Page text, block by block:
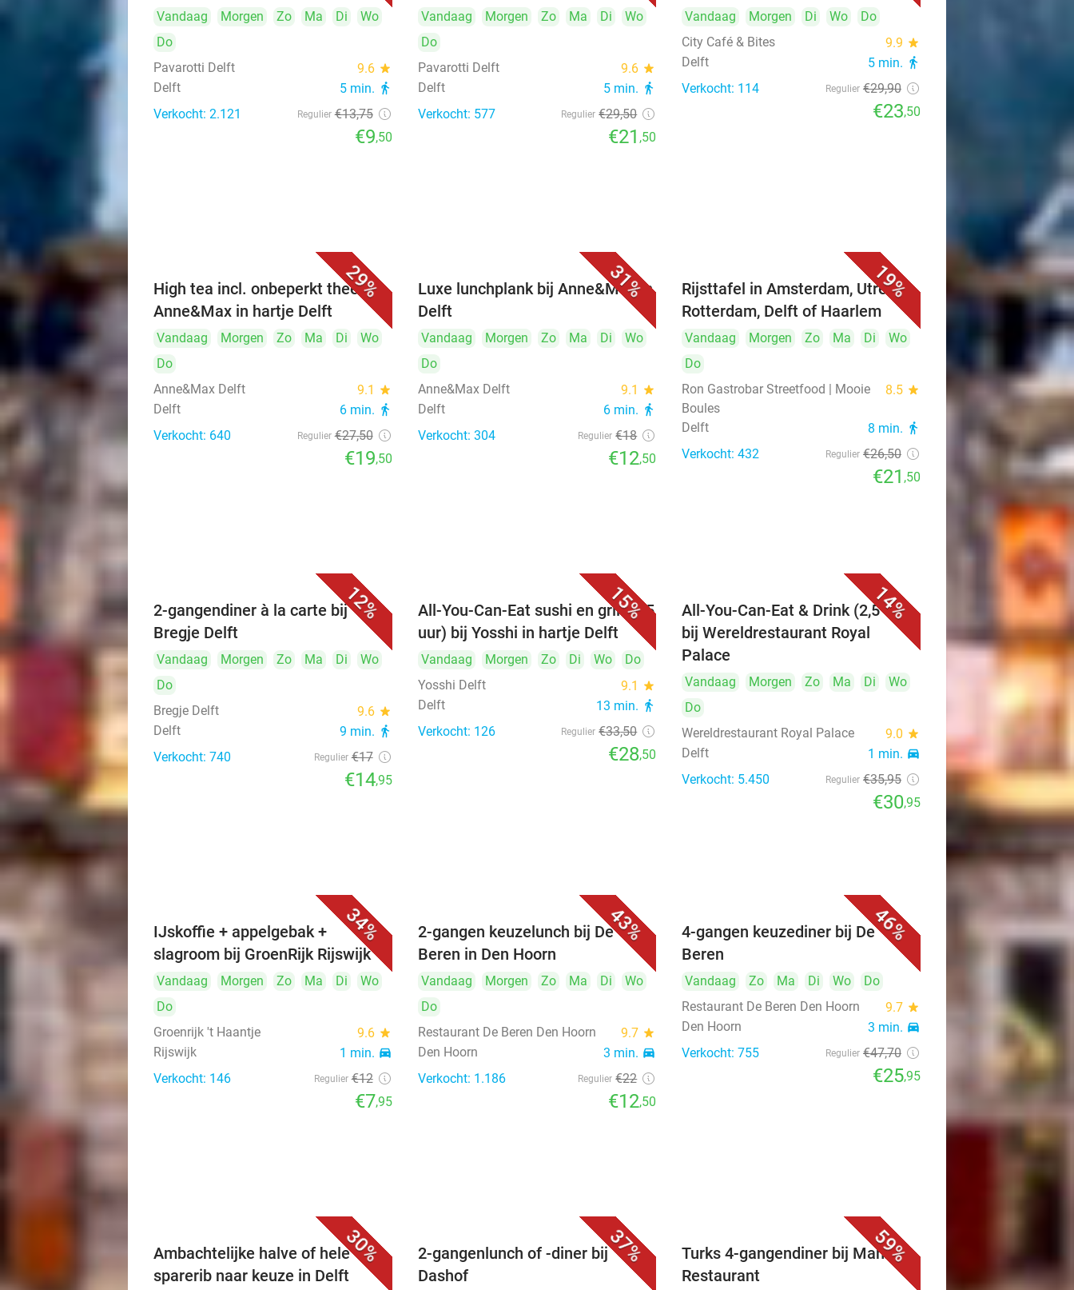
Vandaag Morgen Zo Ma Di
Wo
Do
Pavarotti Delft
9.6 star
Delft 5 min. directions_walk
Verkocht: 2.121 Regulier €13,75
€9,50
Vandaag Morgen Zo Ma Di
Wo
Do
Pavarotti Delft
9.6 star
Delft 5 min. directions_walk
Verkocht: 577 Regulier €29,50
€21,50
Vandaag Morgen Di Wo
Do
City Café & Bites
9.9 star
Delft 5 min. directions_walk
Verkocht: 114 Regulier €29,90
€23,50
29%
High tea incl. onbeperkt thee bij
Anne&Max in hartje Delft
Vandaag Morgen Zo Ma Di
Wo
Do
Anne&Max Delft
9.1 star
Delft 6 min. directions_walk
Verkocht: 640 Regulier €27,50
€19,50
31%
Luxe lunchplank bij Anne&Max in
Delft
Vandaag Morgen Zo Ma Di
Wo
Do
Anne&Max Delft
9.1 star
Delft 6 min. directions_walk
Verkocht: 304 Regulier €18
€12,50
19%
Rijsttafel in Amsterdam, Utrecht,
Rotterdam, Delft of Haarlem
Vandaag Morgen Zo Ma Di
Wo
Do
Ron Gastrobar Streetfood | Mooie
Boules
8.5 star
Delft 8 min. directions_walk
Verkocht: 432 Regulier €26,50
€21 ,50
12%
2-gangendiner à la carte bij
Bregje Delft
Vandaag Morgen Zo Ma Di
Wo
Do
Bregje Delft
9.6 star
Delft 9 min. directions_walk
Verkocht: 740 Regulier €17
€14,95
15%
All-You-Can-Eat sushi en grill (2,5
uur) bij Yosshi in hartje Delft
Vandaag Morgen Zo Di Wo
Do
Yosshi Delft
9.1 star
Delft 13 min. directions_walk
Verkocht: 126 Regulier €33,50
€28,50
14%
All-You-Can-Eat & Drink (2,5 uur)
bij Wereldrestaurant Royal
Palace
Vandaag Morgen Zo Ma Di
Wo
Do
Wereldrestaurant Royal Palace
9.0 star
Delft 1 min. directions_car
Verkocht: 5.450 Regulier €35,95
€30,95
34%
IJskoffie + appelgebak +
slagroom bij GroenRijk Rijswijk
Vandaag Morgen Zo Ma Di
Wo
Do
Groenrijk 't Haantje
9.6 star
Rijswijk 1 min. directions_car
Verkocht: 146 Regulier €12
€7,95
43%
2-gangen keuzelunch bij De
Beren in Den Hoorn
Vandaag Morgen Zo Ma Di
Wo
Do
Restaurant De Beren Den Hoorn
9.7 star
Den Hoorn 3 min. directions_car
Verkocht: 1.186 Regulier €22
€12,50
46%
4-gangen keuzediner bij De
Beren
Vandaag Zo Ma Di Wo
Do
Restaurant De Beren Den Hoorn
9.7 star
Den Hoorn 3 min. directions_car
Verkocht: 755 Regulier €47,70
€25,95
30%
Ambachtelijke halve of hele
sparerib naar keuze in Delft
37%
2-gangenlunch of -diner bij
Dashof
59%
Turks 4-gangendiner bij Mahzen
Restaurant